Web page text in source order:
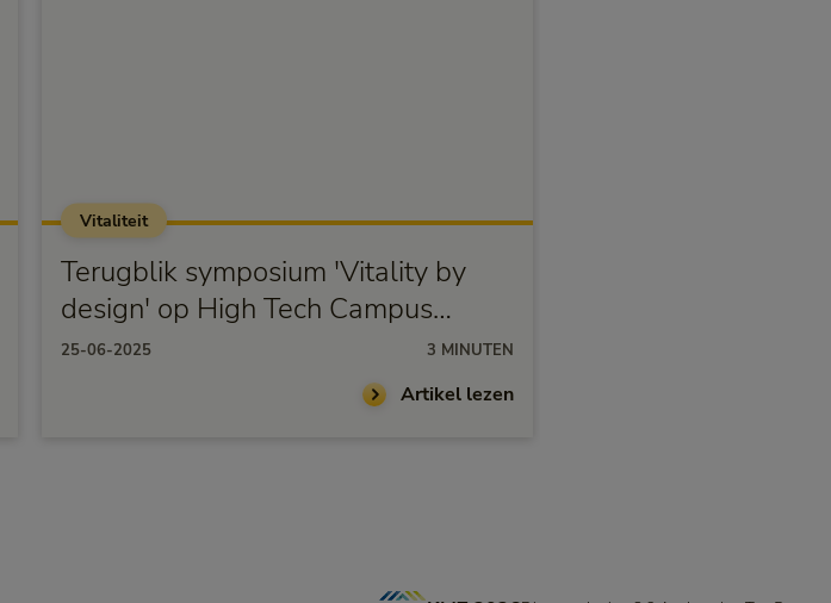
Vitaliteit
Terugblik symposium 'Vitality by
design' op High Tech Campus
Eindhoven
25-06-2025 3 MINUTEN
Artikel lezen